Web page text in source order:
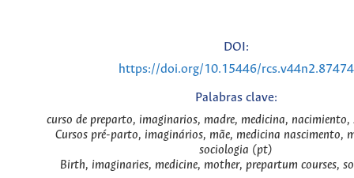
DOI:
https://doi.org/10.15446/rcs.v44n2.87474
Palabras clave:
curso de preparto, imaginarios, madre, medicina, nacimiento,
Cursos pré-parto, imaginários, mãe, medicina nascimento,
sociologia (pt)
Birth, imaginaries, medicine, mother, prepartum courses,